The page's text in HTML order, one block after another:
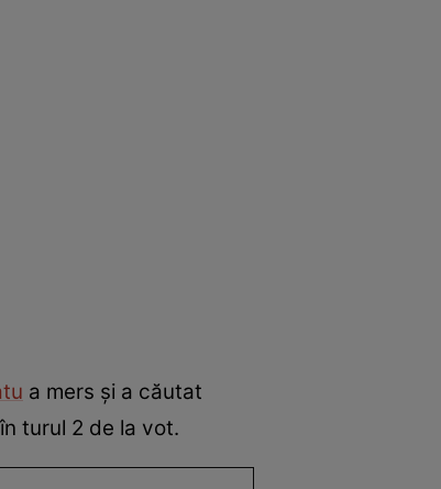
a mers și a căutat
turul 2 de la vot.